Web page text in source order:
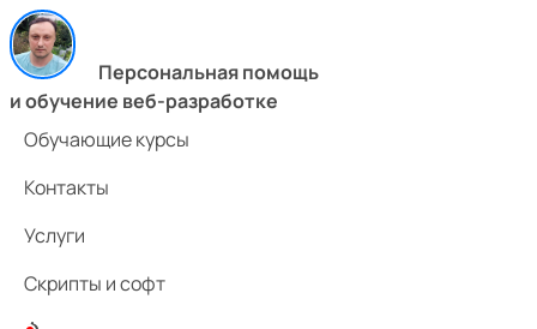
Персональная помощь
и обучение веб-разработке
Обучающие курсы
Контакты
Услуги
Скрипты и софт